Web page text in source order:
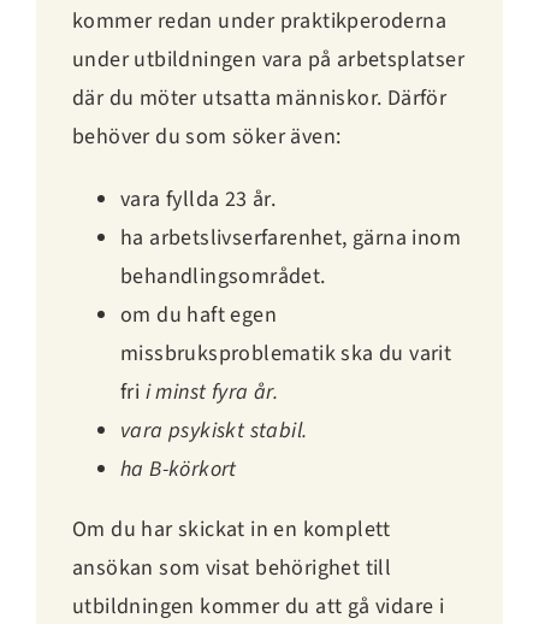
kommer redan under praktikperoderna
under utbildningen vara på arbetsplatser
där du möter utsatta människor. Därför
behöver du som söker även:
vara fyllda 23 år.
ha arbetslivserfarenhet, gärna inom
behandlingsområdet.
om du haft egen
missbruksproblematik ska du varit
fri i minst fyra år.
vara psykiskt stabil.
ha B-körkort
Om du har skickat in en komplett
ansökan som visat behörighet till
utbildningen kommer du att gå vidare i